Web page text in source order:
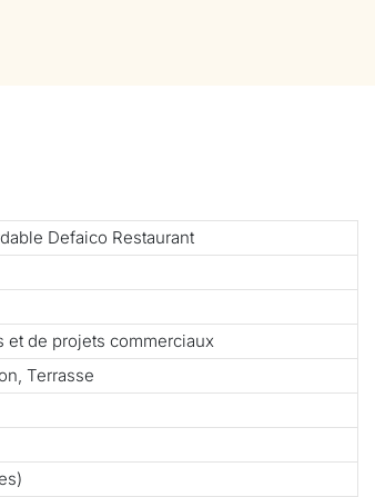
Defaico Restaurant
et de projets commerciaux
Terrasse